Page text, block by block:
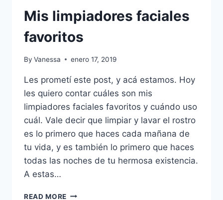
Mis limpiadores faciales
favoritos
By Vanessa enero 17, 2019
Les prometí este post, y acá estamos. Hoy
les quiero contar cuáles son mis
limpiadores faciales favoritos y cuándo uso
cuál. Vale decir que limpiar y lavar el rostro
es lo primero que haces cada mañana de
tu vida, y es también lo primero que haces
todas las noches de tu hermosa existencia.
A estas…
READ MORE MIS